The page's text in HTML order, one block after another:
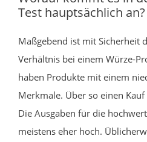
Test hauptsächlich an?
Maßgebend ist mit Sicherheit
Verhältnis bei einem Würze-
haben Produkte mit einem
Merkmale. Über so einen
Die Ausgaben für die
meistens eher hoch.